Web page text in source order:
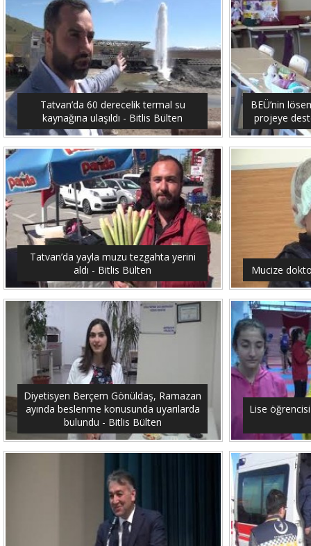
Tatvan’da 60 derecelik termal su
kaynağına ulaşıldı - Bitlis Bülten
BEÜ’nin
projeye
Tatvan’da yayla muzu tezgahta yerini
aldı - Bitlis Bülten
Mucize
Diyetisyen Berçem Gönüldaş, Ramazan
ayında beslenme konusunda uyarılarda
bulundu - Bitlis Bülten
Lise